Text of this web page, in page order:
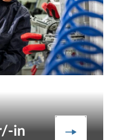
in Jetzt